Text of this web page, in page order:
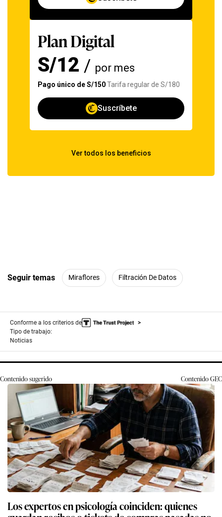
Seguir temas Miraflores Filtración De Datos
Conforme a los criterios de
Tipo de trabajo:
Noticias
Contenido sugerido ContenidoGEC
Los expertos en psicología coinciden: quienes